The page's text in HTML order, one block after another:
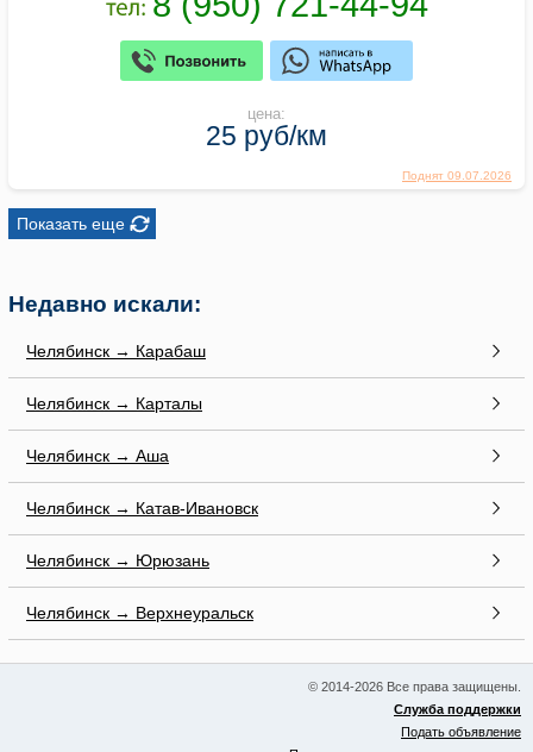
Поднят 09.07.2026
цена:
25 руб/км
Показать еще
Недавно искали:
Челябинск → Карабаш
Челябинск → Карталы
Челябинск → Аша
Челябинск → Катав-Ивановск
Челябинск → Юрюзань
Челябинск → Верхнеуральск
© 2014-2026 Все права защищены.
Служба поддержки
Подать объявление